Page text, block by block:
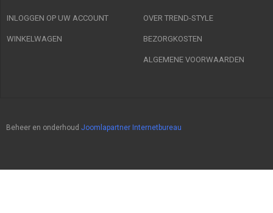
INLOGGEN OP UW ACCOUNT
WINKELWAGEN
OVER TREND-STYLE
BEZORGKOSTEN
ALGEMENE VOORWAARDEN
Beheer en onderhoud Joomlapartner Internetbureau